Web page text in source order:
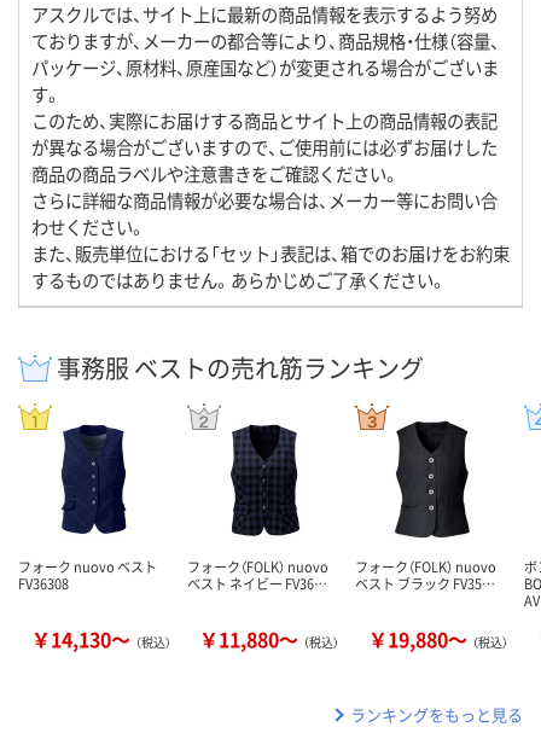
アスクルでは、サイト上に最新の商品情報を表示するよう努め
ておりますが、メーカーの都合等により、商品規格・仕様（容量、
パッケージ、原材料、原産国など）が変更される場合がございま
す。
このため、実際にお届けする商品とサイト上の商品情報の表記
が異なる場合がございますので、ご使用前には必ずお届けした
商品の商品ラベルや注意書きをご確認ください。
さらに詳細な商品情報が必要な場合は、メーカー等にお問い合
わせください。
また、販売単位における「セット」表記は、箱でのお届けをお約束
するものではありません。あらかじめご了承ください。
事務服 ベストの売れ筋ランキング
フォーク nuovo ベスト
FV36308
￥14,130～ （税込）
フォーク（FOLK） nuovo
ベスト ネイビー FV36…
￥11,880～ （税込）
フォーク（FOLK） nuovo
ベスト ブラック FV35…
￥19,880～ （税込）
ボ
ランキングをもっと見る